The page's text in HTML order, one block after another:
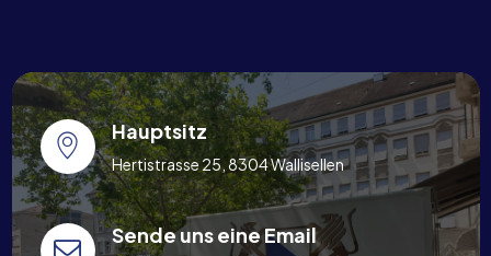
Hauptsitz
Hertistrasse 25, 8304 Wallisellen
Sende uns eine Email